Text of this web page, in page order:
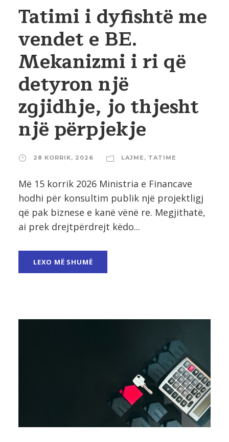
Tatimi i dyfishtë me
vendet e BE.
Mekanizmi i ri që
detyron një
zgjidhje, jo thjesht
një përpjekje
28 KORRIK, 2026 LAJME , TATIME
Më 15 korrik 2026 Ministria e Financave
hodhi për konsultim publik një projektligj
që pak biznese e kanë vënë re. Megjithatë,
ai prek drejtpërdrejt këdo...
LEXO MË SHUMË